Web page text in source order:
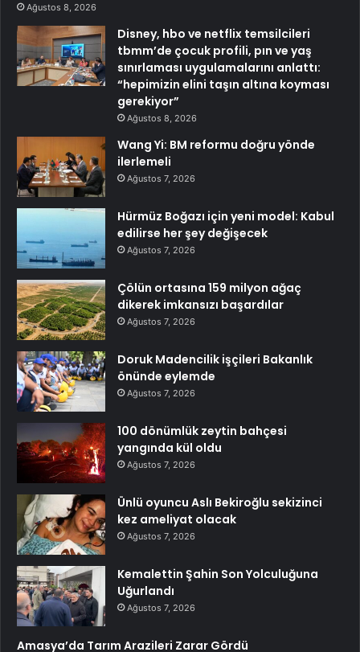
Ağustos 8, 2026
Disney, hbo ve netflix temsilcileri
tbmm’de çocuk profili, pın ve yaş
sınırlaması uygulamalarını anlattı:
“hepimizin elini taşın altına koyması
gerekiyor”
Ağustos 8, 2026
Wang Yi: BM reformu doğru yönde
ilerlemeli
Ağustos 7, 2026
Hürmüz Boğazı için yeni model: Kabul
edilirse her şey değişecek
Ağustos 7, 2026
Çölün ortasına 159 milyon ağaç
dikerek imkansızı başardılar
Ağustos 7, 2026
Doruk Madencilik işçileri Bakanlık
önünde eylemde
Ağustos 7, 2026
100 dönümlük zeytin bahçesi
yangında kül oldu
Ağustos 7, 2026
Ünlü oyuncu Aslı Bekiroğlu sekizinci
kez ameliyat olacak
Ağustos 7, 2026
Kemalettin Şahin Son Yolculuğuna
Uğurlandı
Ağustos 7, 2026
Amasya’da Tarım Arazileri Zarar Gördü